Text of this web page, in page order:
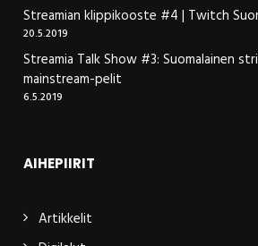
Streamian klippikooste #4 | Twitch
20.5.2019
Streamia Talk Show #3: Suomalainen
mainstream-pelit
6.5.2019
AIHEPIIRIT
Artikkelit